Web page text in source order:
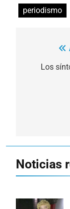
periodismo
Los
Noticias